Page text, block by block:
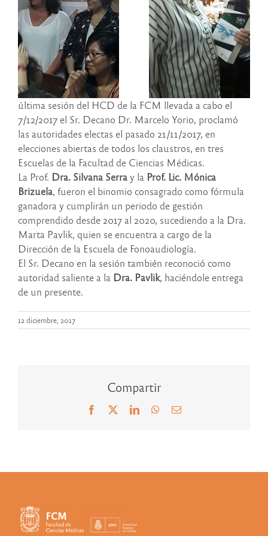
última sesión del HCD de la FCM llevada a cabo el
7/12/2017 el Sr. Decano Dr. Marcelo Yorio, proclamó
las autoridades electas el pasado 21/11/2017, en
elecciones abiertas de todos los claustros, en tres
Escuelas de la Facultad de Ciencias Médicas.
La Prof. Dra. Silvana Serray la Prof. Lic. Mónica
Brizuela, fueron el binomio consagrado como fórmula
ganadora y cumplirán un periodo de gestión
comprendido desde 2017 al 2020, sucediendo a la Dra.
Marta Pavlik, quien se encuentra a cargo de la
Dirección de la Escuela de Fonoaudiología.
El Sr. Decano en la sesión también reconoció como
autoridad saliente a la Dra. Pavlik, haciéndole entrega
de un presente.
12 diciembre, 2017
Compartir
Facebook LinkedInWhatsApp
Correo